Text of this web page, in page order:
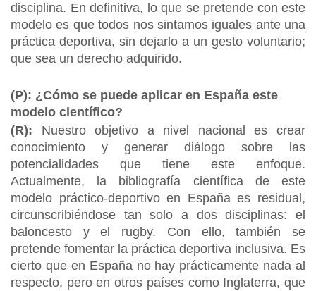
disciplina. En definitiva, lo que se pretende con este
modelo es que todos nos sintamos iguales ante una
práctica deportiva, sin dejarlo a un gesto voluntario;
que sea un derecho adquirido.
(P): ¿Cómo se puede aplicar en España este
modelo científico?
(R): Nuestro objetivo a nivel nacional es crear
conocimiento y generar diálogo sobre las
potencialidades que tiene este enfoque.
Actualmente, la bibliografía científica de este
modelo práctico-deportivo en España es residual,
circunscribiéndose tan solo a dos disciplinas: el
baloncesto y el rugby. Con ello, también se
pretende fomentar la práctica deportiva inclusiva. Es
cierto que en España no hay prácticamente nada al
respecto, pero en otros países como Inglaterra, que